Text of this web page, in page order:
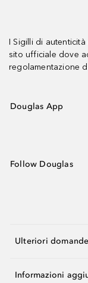
I Sigilli di
sito ufficiale dove
regolamentazione
Douglas App
Follow Douglas
Ulteriori
Informazioni